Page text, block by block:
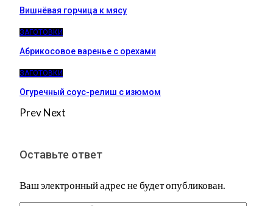
Вишнёвая горчица к мясу
ЗАГОТОВКИ
Абрикосовое варенье с орехами
ЗАГОТОВКИ
Огуречный соус-релиш с изюмом
PrevNext
Оставьте ответ
Ваш электронный адрес не будет опубликован.